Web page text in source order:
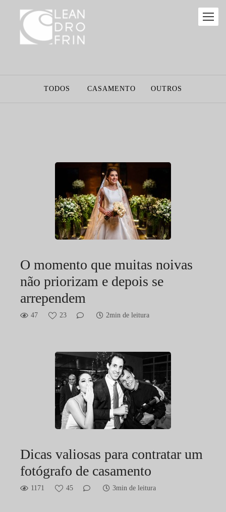
TODOS CASAMENTO OUTROS
O momento que muitas noivas
não priorizam e depois se
arrependem
47 23 2min de leitura
Dicas valiosas para contratar um
fotógrafo de casamento
1171 45 3min de leitura